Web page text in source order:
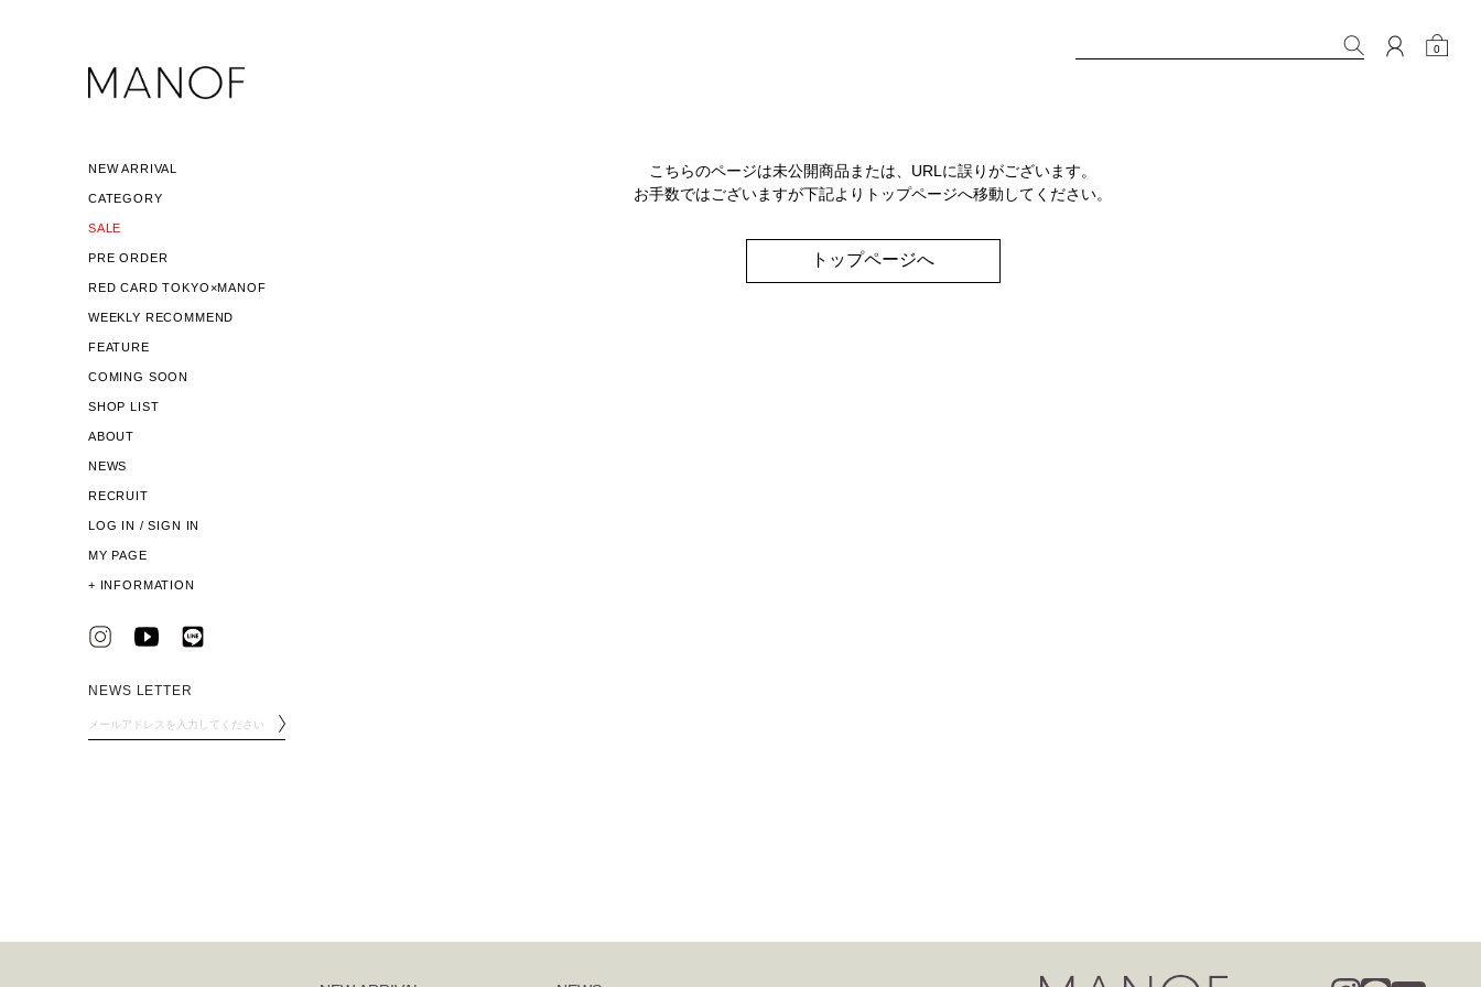
NEW ARRIVAL
CATEGORY
SALE
PRE ORDER
RED CARD TOKYO×MANOF
WEEKLY RECOMMEND
FEATURE
COMING SOON
SHOP LIST
ABOUT
NEWS
RECRUIT
LOG IN / SIGN IN
MY PAGE
+ INFORMATION
NEWS LETTER
0
こちらのページは未公開商品または、URLに誤りがございます。
お手数ではございますが下記よりトップページへ移動してください。
トップページへ